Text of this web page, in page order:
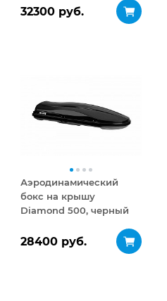
32300 руб.
Аэродинамический
бокс на крышу
Diamond 500, черный
28400 руб.